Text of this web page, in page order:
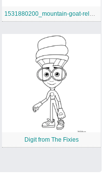
Digit from The Fixies